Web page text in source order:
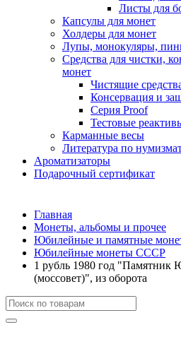
Листы для
Капсулы для монет
Холдеры для монет
Лупы, монокуляры,
Средства для чистки,
монет
Чистящие
Консервация и
Серия Proof
Тестовые
Карманные весы
Литература по
Ароматизаторы
Подарочный сертификат
Главная
Монеты, альбомы и прочее
Юбилейные и памятные
Юбилейные монеты СССР
1 рубль 1980 год "Памятник
(моссовет)", из оборота